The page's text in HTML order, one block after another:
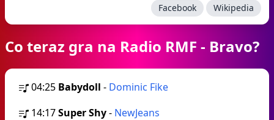
Facebook
Wikipedia
Co teraz gra na Radio RMF - Bravo?
04:25 Babydoll - Dominic Fike
14:17Super Shy- NewJeans